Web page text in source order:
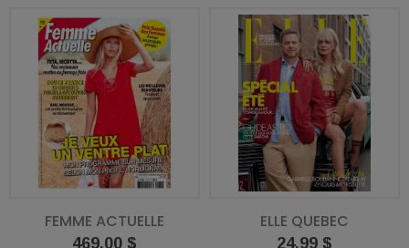
FEMME ACTUELLE
Prix
469,00 $
ELLE QUEBEC
Prix
24,99 $